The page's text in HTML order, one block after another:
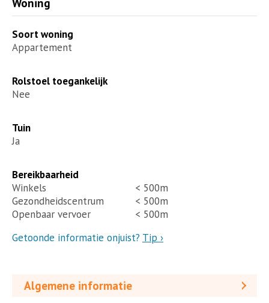
Woning
Soort woning
Appartement
Rolstoel toegankelijk
Nee
Tuin
Ja
Bereikbaarheid
Winkels
< 500m
Gezondheidscentrum
< 500m
Openbaar vervoer
< 500m
Getoonde informatie onjuist? Tip ›
Algemene informatie